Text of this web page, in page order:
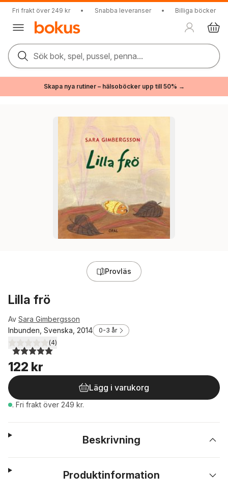
Fri frakt över 249 kr • Snabba leveranser • Billiga böcker
Sök bok, spel, pussel, penna...
Skapa nya rutiner – hälsoböcker upp till 50% →
Provläs
Lilla frö
Av Sara Gimbergsson
Inbunden, Svenska, 2014
0-3 år
5,0utav 5 stjärnor. Totalt antal röster:
(4)
122 kr
Lägg i varukorg
. Fri frakt över 249 kr.
Beskrivning
Produktinformation